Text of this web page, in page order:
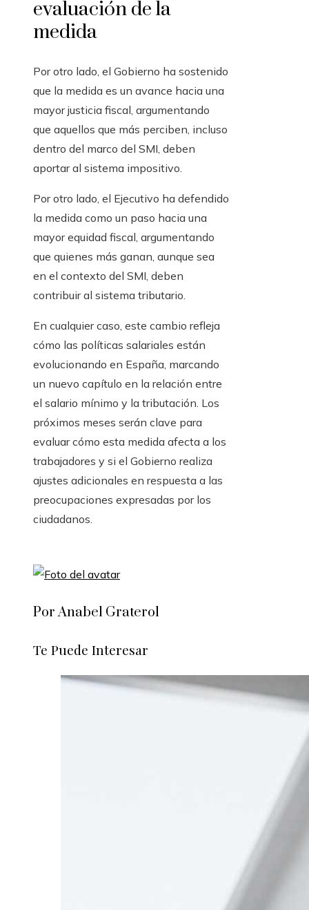
evaluación de la
medida
Por otro lado, el Gobierno ha sostenido
que la medida es un avance hacia una
mayor justicia fiscal, argumentando
que aquellos que más perciben, incluso
dentro del marco del SMI, deben
aportar al sistema impositivo.
Por otro lado, el Ejecutivo ha defendido
la medida como un paso hacia una
mayor equidad fiscal, argumentando
que quienes más ganan, aunque sea
en el contexto del SMI, deben
contribuir al sistema tributario.
En cualquier caso, este cambio refleja
cómo las políticas salariales están
evolucionando en España, marcando
un nuevo capítulo en la relación entre
el salario mínimo y la tributación. Los
próximos meses serán clave para
evaluar cómo esta medida afecta a los
trabajadores y si el Gobierno realiza
ajustes adicionales en respuesta a las
preocupaciones expresadas por los
ciudadanos.
Por Anabel Graterol
Te Puede Interesar